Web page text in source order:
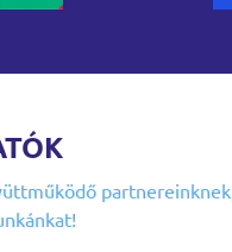
partnereinknek,